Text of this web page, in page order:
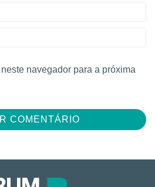
navegador para a próxima